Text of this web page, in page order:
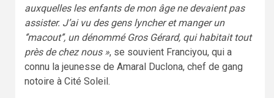
auxquelles les enfants de mon âge ne devaient pas
assister. J’ai vu des gens lyncher et manger un
‘’macout’’, un dénommé Gros Gérard, qui habitait tout
près de chez nous », se souvient Franciyou, qui a
connu la jeunesse de Amaral Duclona, chef de gang
notoire à Cité Soleil.